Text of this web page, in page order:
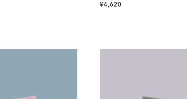
¥4,620